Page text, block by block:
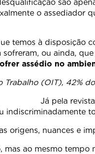
são
o
temos à disposição
ou ainda,
assédio no
(OIT), 42%
indiscriminadamente
origens, nuances e
mas ao mesmo